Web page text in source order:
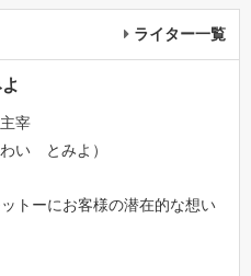
ライター一覧
宰
い とみよ）
トーにお客様の潜在的な想い